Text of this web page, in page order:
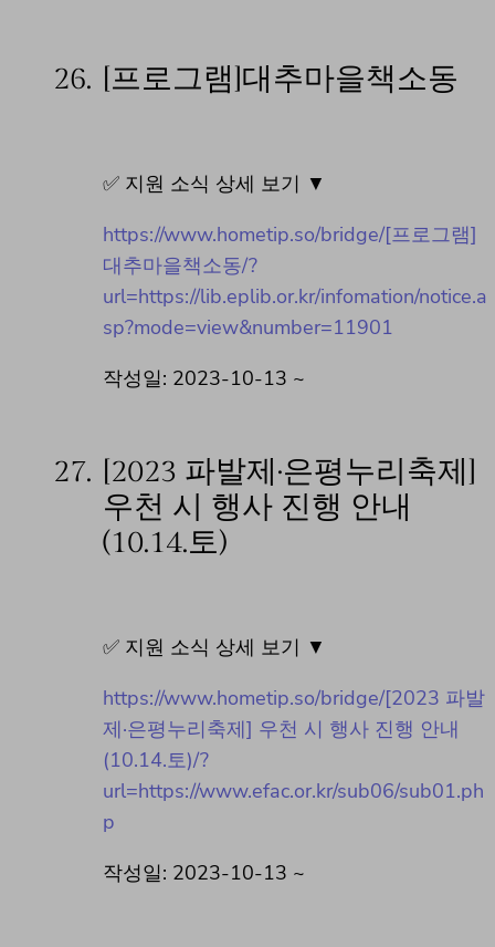
26. [프로그램]대추마을책소동
✅ 지원 소식 상세 보기 ▼
https://www.hometip.so/bridge/[프로그램]
대추마을책소동/?
url=https://lib.eplib.or.kr/infomation/notice.a
sp?mode=view&number=11901
작성일: 2023-10-13 ~
27. [2023 파발제·은평누리축제]
우천 시 행사 진행 안내
(10.14.토)
✅ 지원 소식 상세 보기 ▼
https://www.hometip.so/bridge/[2023 파발
제·은평누리축제] 우천 시 행사 진행 안내
(10.14.토)/?
url=https://www.efac.or.kr/sub06/sub01.ph
p
작성일: 2023-10-13 ~